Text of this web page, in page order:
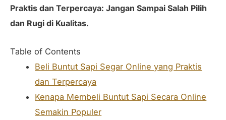
Praktis dan Terpercaya: Jangan Sampai Salah Pilih
dan Rugi di Kualitas.
Table of Contents
Beli Buntut Sapi Segar Online yang Praktis
dan Terpercaya
Kenapa Membeli Buntut Sapi Secara Online
Semakin Populer